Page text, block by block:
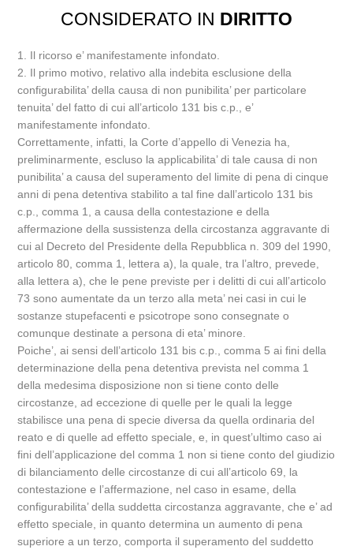
CONSIDERATO IN DIRITTO
1. Il ricorso e’ manifestamente infondato.
2. Il primo motivo, relativo alla indebita esclusione della
configurabilita’ della causa di non punibilita’ per particolare
tenuita’ del fatto di cui all’articolo 131 bis c.p., e’
manifestamente infondato.
Correttamente, infatti, la Corte d’appello di Venezia ha,
preliminarmente, escluso la applicabilita’ di tale causa di non
punibilita’ a causa del superamento del limite di pena di cinque
anni di pena detentiva stabilito a tal fine dall’articolo 131 bis
c.p., comma 1, a causa della contestazione e della
affermazione della sussistenza della circostanza aggravante di
cui al Decreto del Presidente della Repubblica n. 309 del 1990,
articolo 80, comma 1, lettera a), la quale, tra l’altro, prevede,
alla lettera a), che le pene previste per i delitti di cui all’articolo
73 sono aumentate da un terzo alla meta’ nei casi in cui le
sostanze stupefacenti e psicotrope sono consegnate o
comunque destinate a persona di eta’ minore.
Poiche’, ai sensi dell’articolo 131 bis c.p., comma 5 ai fini della
determinazione della pena detentiva prevista nel comma 1
della medesima disposizione non si tiene conto delle
circostanze, ad eccezione di quelle per le quali la legge
stabilisce una pena di specie diversa da quella ordinaria del
reato e di quelle ad effetto speciale, e, in quest’ultimo caso ai
fini dell’applicazione del comma 1 non si tiene conto del giudizio
di bilanciamento delle circostanze di cui all’articolo 69, la
contestazione e l’affermazione, nel caso in esame, della
configurabilita’ della suddetta circostanza aggravante, che e’ ad
effetto speciale, in quanto determina un aumento di pena
superiore a un terzo, comporta il superamento del suddetto